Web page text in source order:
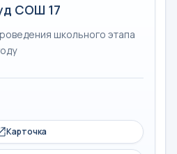
СОШ 17
школьного этапа
Карточка